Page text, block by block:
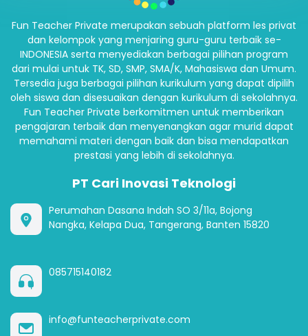
Fun Teacher Private merupakan sebuah platform les privat
dan kelompok yang menjaring guru-guru terbaik se-
INDONESIA serta menyediakan berbagai pilihan program
dari mulai untuk TK, SD, SMP, SMA/K, Mahasiswa dan Umum.
Tersedia juga berbagai pilihan kurikulum yang dapat dipilih
oleh siswa dan disesuaikan dengan kurikulum di sekolahnya.
Fun Teacher Private berkomitmen untuk memberikan
pengajaran terbaik dan menyenangkan agar murid dapat
memahami materi dengan baik dan bisa mendapatkan
prestasi yang lebih di sekolahnya.
PT Cari Inovasi Teknologi
Perumahan Dasana Indah SO 3/11a, Bojong
Nangka, Kelapa Dua, Tangerang, Banten 15820
085715140182
info@funteacherprivate.com